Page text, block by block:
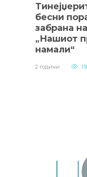
бесни
забрана
„Нашиот
намали“
2 години